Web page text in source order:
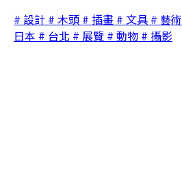
# 設計 # 木頭 # 插畫 # 文具 # 藝術
日本 # 台北 # 展覽 # 動物 # 攝影